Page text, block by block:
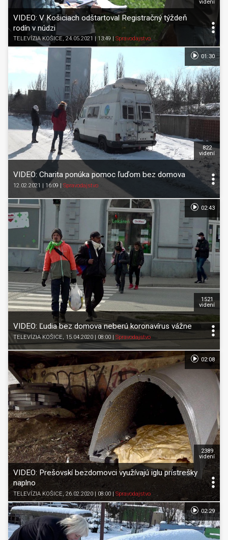
VIDEO: V Košiciach odštartoval Registračný týždeň
rodín v núdzi
TELEVÍZIA KOŠICE, 24.05.2021 | 13:49 Spravodajstvo
videní
VIDEO: Charita ponúka pomoc ľuďom bez domova
12.02.2021 | 16:09 | Spravodajstvo
822
videní
01:30
VIDEO: Ľudia bez domova neberú koronavírus vážne
TELEVÍZIA KOŠICE, 15.04.2020 | 08:00 | Spravodajstvo
1521
videní
02:43
VIDEO: Prešovskí bezdomovci využívajú iglu prístrešky
naplno
TELEVÍZIA KOŠICE, 26.02.2020 | 08:00 | Spravodajstvo
2389
videní
02:08
02:29